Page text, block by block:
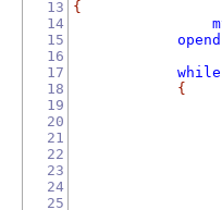
13
14
15
16
17
18
19
20
21
22
23
24
25
{
while
{